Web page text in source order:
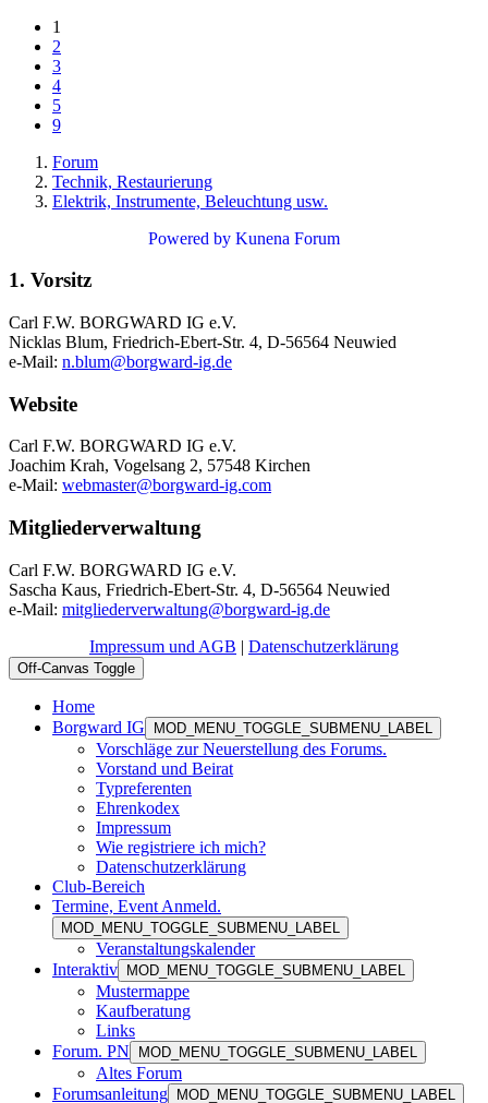
1
2
3
4
5
9
Forum
Technik, Restaurierung
Elektrik, Instrumente, Beleuchtung usw.
Powered by Kunena Forum
1. Vorsitz
Carl F.W. BORGWARD IG e.V.
Nicklas Blum, Friedrich-Ebert-Str. 4, D-56564 Neuwied
e-Mail: n.blum@borgward-ig.de
Website
Carl F.W. BORGWARD IG e.V.
Joachim Krah, Vogelsang 2, 57548 Kirchen
e-Mail: webmaster@borgward-ig.com
Mitgliederverwaltung
Carl F.W. BORGWARD IG e.V.
Sascha Kaus, Friedrich-Ebert-Str. 4, D-56564 Neuwied
e-Mail: mitgliederverwaltung@borgward-ig.de
Impressum und AGB | Datenschutzerklärung
Off-Canvas Toggle
Home
Borgward IG
MOD_MENU_TOGGLE_SUBMENU_LABEL
Vorschläge zur Neuerstellung des Forums.
Vorstand und Beirat
Typreferenten
Ehrenkodex
Impressum
Wie registriere ich mich?
Datenschutzerklärung
Club-Bereich
Termine, Event Anmeld.
MOD_MENU_TOGGLE_SUBMENU_LABEL
Veranstaltungskalender
Interaktiv
MOD_MENU_TOGGLE_SUBMENU_LABEL
Mustermappe
Kaufberatung
Links
Forum. PN
MOD_MENU_TOGGLE_SUBMENU_LABEL
Altes Forum
Forumsanleitung
MOD_MENU_TOGGLE_SUBMENU_LABEL